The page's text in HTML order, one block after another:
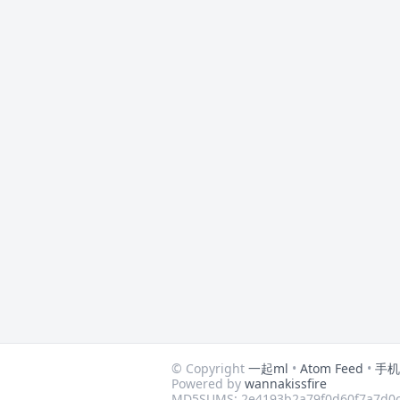
© Copyright 一起ml • Atom Feed • 手
Powered by wannakissfire